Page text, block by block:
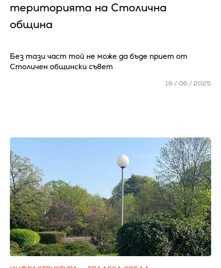
територията на Столична
община
Без тази част той не може да бъде приет от
Столичен общински съвет
16 / 06 / 2025